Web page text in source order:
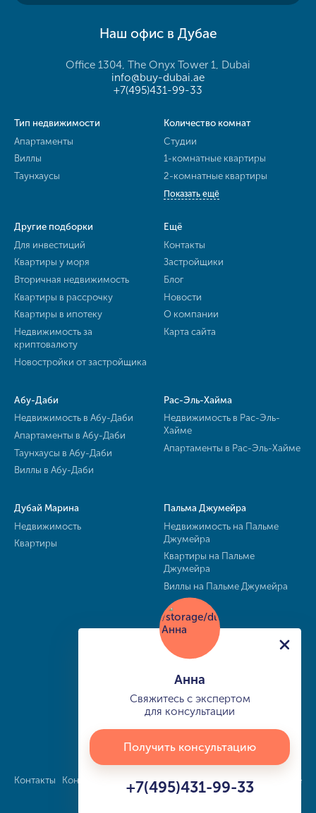
Наш офис в Дубае
Office 1304, The Onyx Tower 1, Dubai
info@buy-dubai.ae
+7(495)431-99-33
Тип недвижимости
Апартаменты
Виллы
Таунхаусы
Количество комнат
Студии
1-комнатные квартиры
2-комнатные квартиры
Показать ещё
Другие подборки
Для инвестиций
Квартиры у моря
Вторичная недвижимость
Квартиры в рассрочку
Квартиры в ипотеку
Недвижимость за
криптовалюту
Новостройки от застройщика
Ещё
Контакты
Застройщики
Блог
Новости
О компании
Карта сайта
Абу-Даби
Недвижимость в Абу-Даби
Апартаменты в Абу-Даби
Таунхаусы в Абу-Даби
Виллы в Абу-Даби
Рас-Эль-Хайма
Недвижимость в Рас-Эль-
Хайме
Апартаменты в Рас-Эль-Хайме
Дубай Марина
Недвижимость
Квартиры
Пальма Джумейра
Недвижимость на Пальме
Джумейра
Квартиры на Пальме
Джумейра
Виллы на Пальме Джумейра
Контакты Конфиденциальность Карта сайта info@buy-dubai.ae
Анна
Свяжитесь с экспертом
для консультации
Получить консультацию
+7(495)431-99-33